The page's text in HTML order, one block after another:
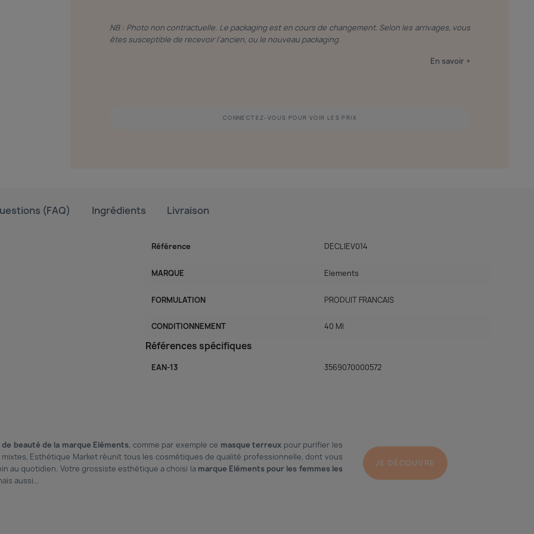
NB : Photo non contractuelle. Le packaging est en cours de changement. Selon les arrivages, vous
êtes susceptible de recevoir l'ancien, ou le nouveau packaging.
En savoir +
CONNECTEZ-VOUS POUR VOIR LES PRIX
(FAQ) Ingrédients Livraison
Référence DECLIEV014
MARQUE Elements
FORMULATION PRODUIT FRANCAIS
CONDITIONNEMENT 40 Ml
Références spécifiques
EAN-13 3569070000572
beauté de la marque Eléments, comme par exemple ce masque terreux pour purifier les
Esthétique Market réunit tous les cosmétiques de qualité professionnelle, dont vous
au quotidien. Votre grossiste esthétique a choisi la marque Eléments pour les femmes les
aussi...
JE DÉCOUVRE